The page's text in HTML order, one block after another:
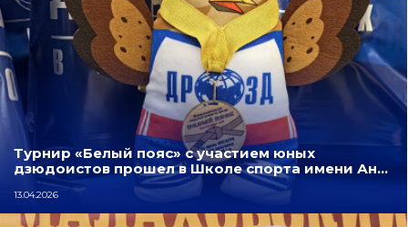
Турнир «Белый пояс» с участием юных
дзюдоистов прошел в Школе спорта имени Ан…
13.04.2026